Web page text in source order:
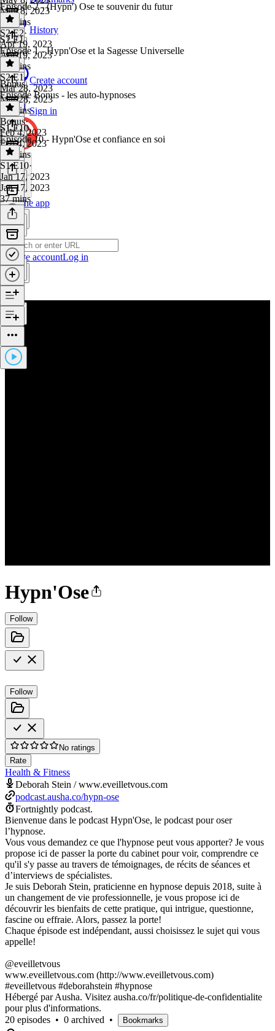
History
Create account
Sign in
Get the app
Create accountLog in
Hypn'Ose
Follow
Follow
No ratings
Rate
Health & Fitness
Deborah Stein / www.eveilletvous.com
podcast.ausha.co/hypn-ose
Fortnightly podcast.
Bienvenue dans le podcast Hypn'Ose, le podcast pour oser
l’hypnose.
Vous vous demandez ce que l'hypnose peut vous apporter? Je vous
propose ici de passer la porte du cabinet pour voir, comprendre ce
qu'il s'y passe au travers de témoignages, de récits de séances et
d’interviews de spécialistes.
Je suis Deborah Stein, praticienne en hypnose depuis 2018, suite à
un changement de vie professionnelle, je vous propose ici de
découvrir les bienfaits de cette pratique, qui intrigue, questionne,
fascine ou effraie. Alors, passez la porte!
Chaque épisode est indépendant, aussi choisissez le sujet qui vous
appelle!
@eveilletvous
www.eveilletvous.com (http://www.eveilletvous.com)
#eveilletvous #deborahstein #hypnose
Hébergé par Ausha. Visitez ausha.co/fr/politique-de-confidentialite
pour plus d'informations.
20 episodes • 0 archived • Bookmarks
May 8, 2023
25 mins
Episode 2 - (Hypn') Ose te souvenir du futur
S2 E2·
Apr 19, 2023
Apr 19, 2023
20 mins
S2 E1
Episode 1 - Hypn'Ose et la Sagesse Universelle
S2 E1 ·
Mar 28, 2023
Mar 28, 2023
37 mins
Bonus
Episode Bonus - les auto-hypnoses
Bonus·
Feb 4, 2023
Feb 4, 2023
50 mins
S1 E10
Episode 10 - Hypn'Ose et confiance en soi
S1 E10·
Jan 17, 2023
Jan 17, 2023
37 mins